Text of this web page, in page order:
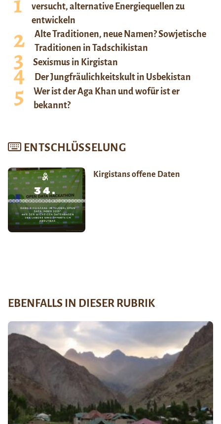
versucht, alternative Energiequellen zu
entwickeln
Alte Traditionen, neue Namen? Sowjetische
Traditionen in Tadschikistan
Sexismus in Kirgistan
Der Jungfräulichkeitskult in Usbekistan
Wer ist der Aga Khan und wofür ist er
bekannt?
ENTSCHLÜSSELUNG
Kirgistans offene Daten
EBENFALLS IN DIESER RUBRIK